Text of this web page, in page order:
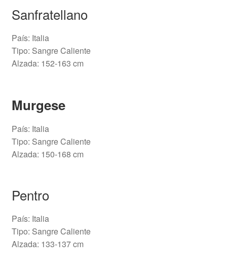
Sanfratellano
País: Italia
Tipo: Sangre Caliente
Alzada: 152-163 cm
Murgese
País: Italia
Tipo: Sangre Caliente
Alzada: 150-168 cm
Pentro
País: Italia
Tipo: Sangre Caliente
Alzada: 133-137 cm